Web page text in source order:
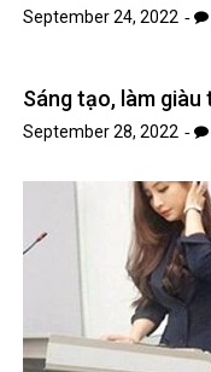
September 24, 2022
Sáng tạo, làm
September 28, 2022